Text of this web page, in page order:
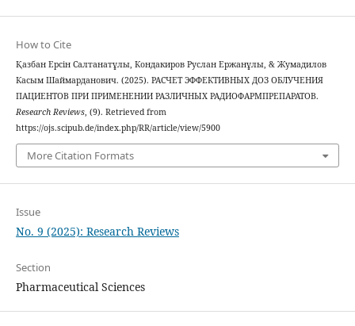
How to Cite
Қазбан Ерсін Салтанатұлы, Кондакиров Руслан Ержанұлы, & Жумадилов
Касым Шаймарданович. (2025). РАСЧЕТ ЭФФЕКТИВНЫХ ДОЗ ОБЛУЧЕНИЯ
ПАЦИЕНТОВ ПРИ ПРИМЕНЕНИИ РАЗЛИЧНЫХ РАДИОФАРМПРЕПАРАТОВ.
Research Reviews, (9). Retrieved from
https://ojs.scipub.de/index.php/RR/article/view/5900
More Citation Formats
Issue
No. 9 (2025): Research Reviews
Section
Pharmaceutical Sciences